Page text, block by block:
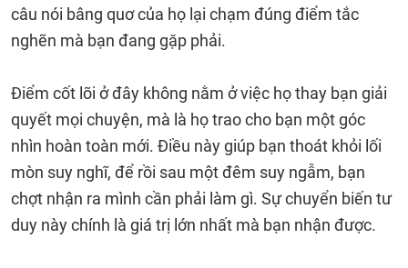
câu nói bâng quơ của họ lại chạm đúng điểm tắc
nghẽn mà bạn đang gặp phải.
Điểm cốt lõi ở đây không nằm ở việc họ thay bạn giải
quyết mọi chuyện, mà là họ trao cho bạn một góc
nhìn hoàn toàn mới. Điều này giúp bạn thoát khỏi lối
mòn suy nghĩ, để rồi sau một đêm suy ngẫm, bạn
chợt nhận ra mình cần phải làm gì. Sự chuyển biến tư
duy này chính là giá trị lớn nhất mà bạn nhận được.